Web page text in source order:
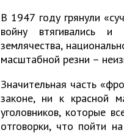
В 1947 году грянули
войну втягивались и
землячества,
масштабной резни –
Значительная часть
законе, ни к красной
уголовников, которые
отговорки, что пойти